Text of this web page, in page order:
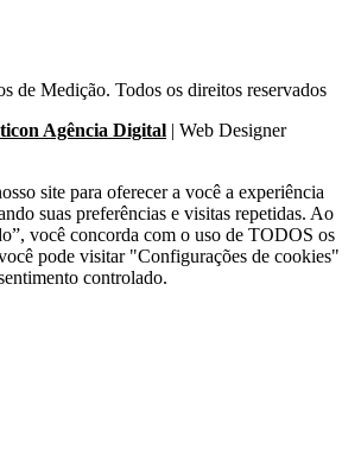
de Medição. Todos os direitos reservados
Agência Digital | Web Designer
site para oferecer a você a experiência
suas preferências e visitas repetidas. Ao
você concorda com o uso de TODOS os
pode visitar "Configurações de cookies"
controlado.